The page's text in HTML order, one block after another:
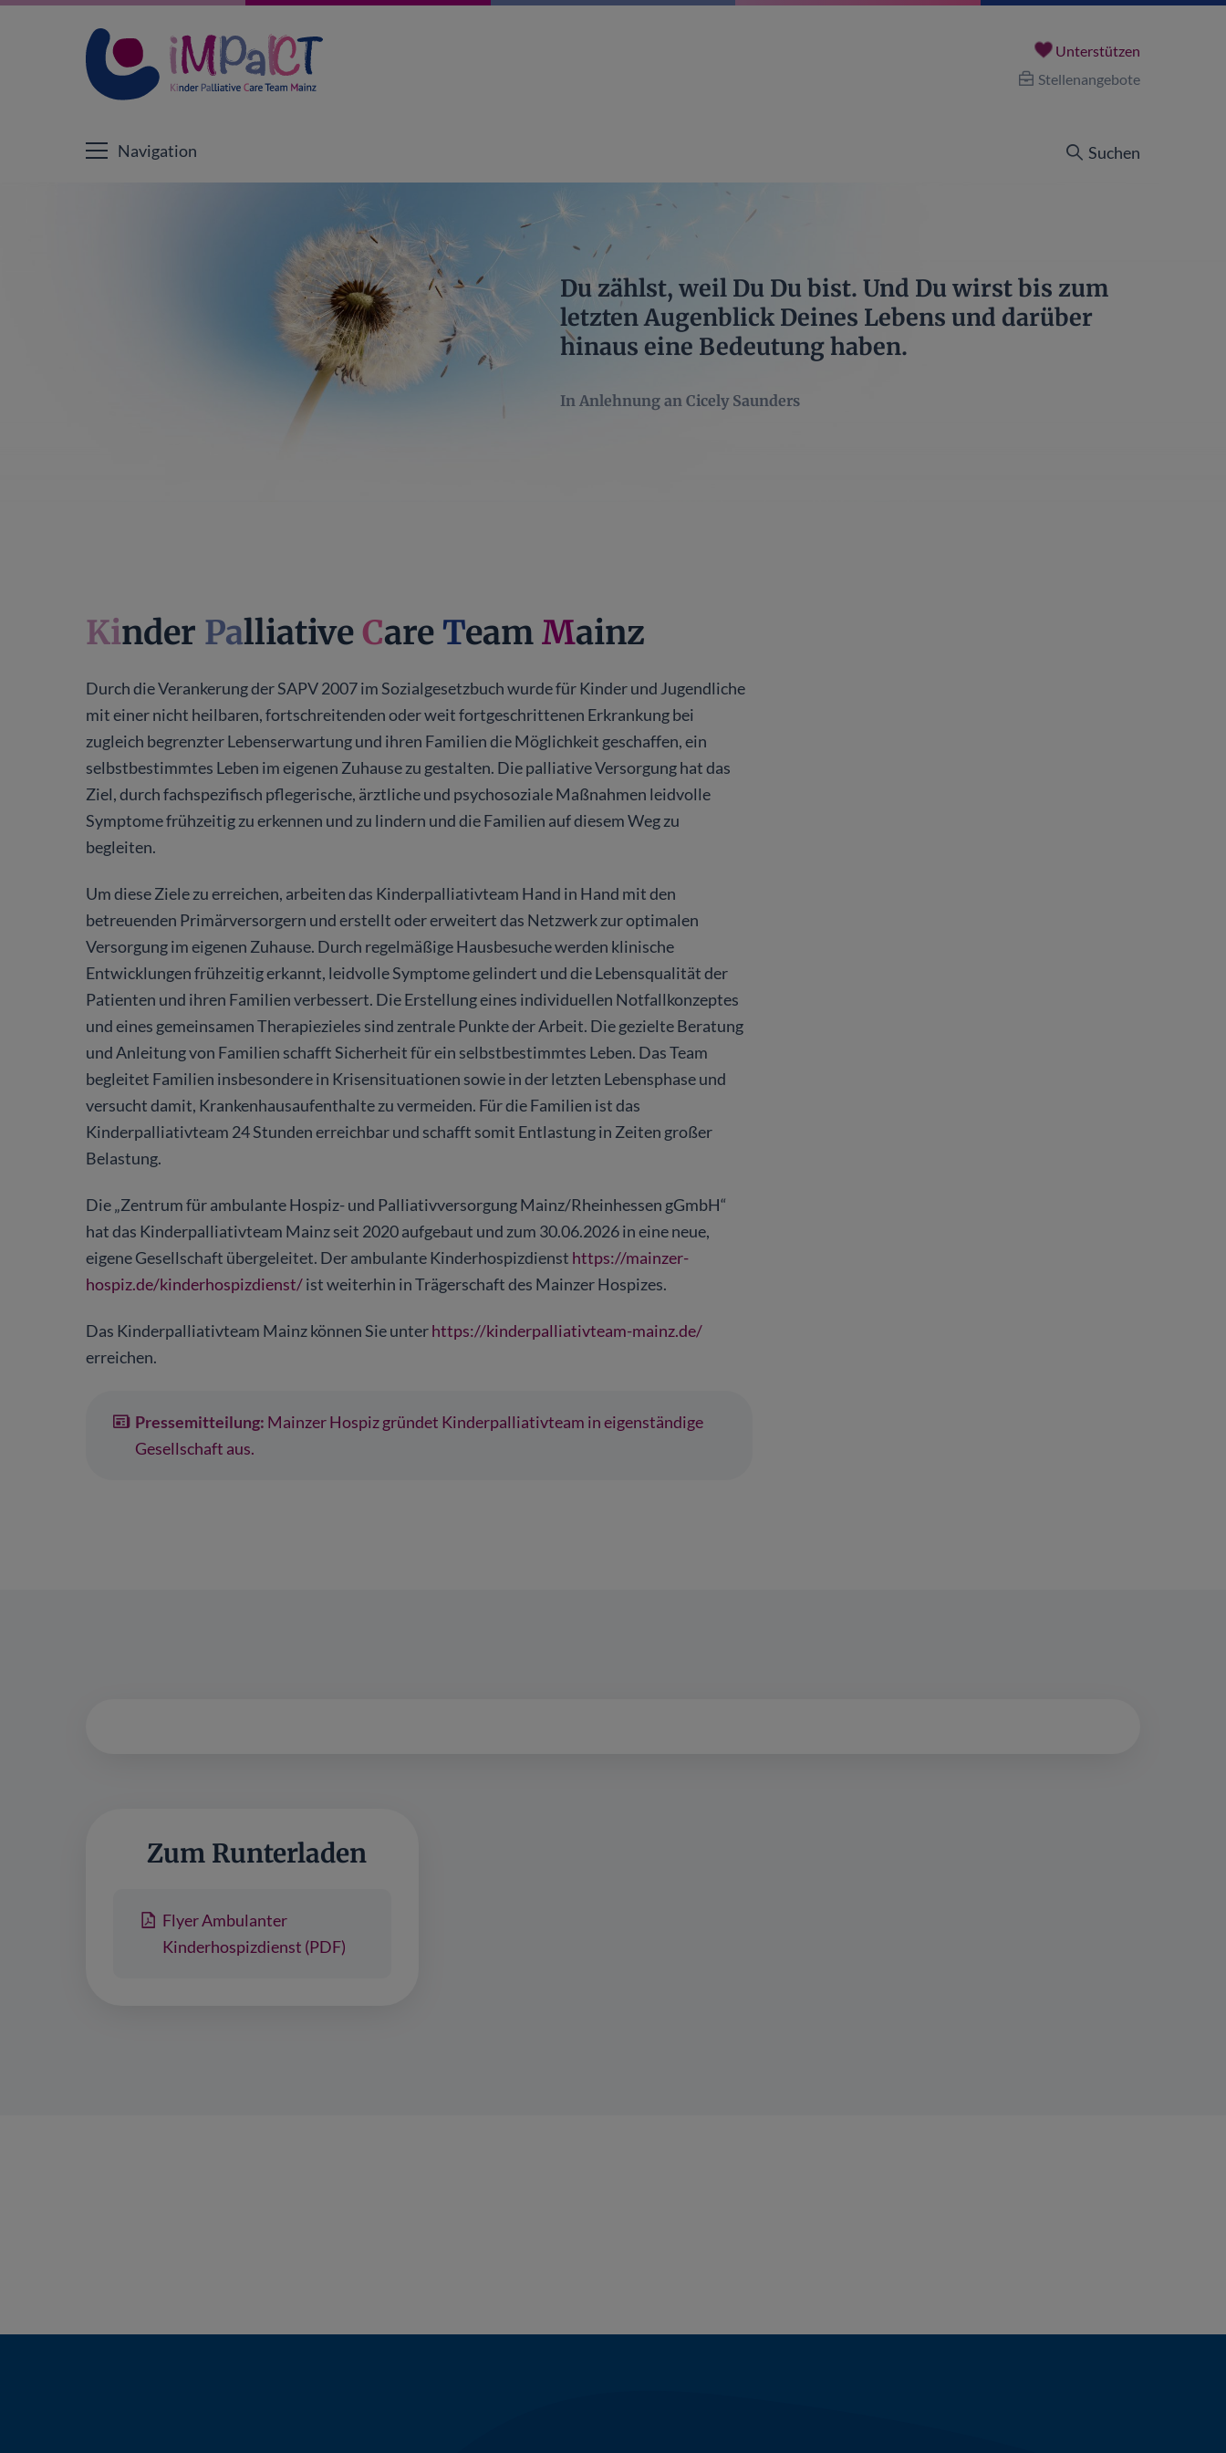
Unterstützen
Stellenangebote
Navigation Suchen
Du zählst, weil Du Du bist. Und Du wirst bis zum
letzten Augenblick Deines Lebens und darüber
hinaus eine Bedeutung haben.
In Anlehnung an Cicely Saunders
Kinder PalliativeCare TeamMainz
Durch die Verankerung der SAPV 2007 im Sozialgesetzbuch wurde für Kinder und Jugendliche
mit einer nicht heilbaren, fortschreitenden oder weit fortgeschrittenen Erkrankung bei
zugleich begrenzter Lebenserwartung und ihren Familien die Möglichkeit geschaffen, ein
selbstbestimmtes Leben im eigenen Zuhause zu gestalten. Die palliative Versorgung hat das
Ziel, durch fachspezifisch pflegerische, ärztliche und psychosoziale Maßnahmen leidvolle
Symptome frühzeitig zu erkennen und zu lindern und die Familien auf diesem Weg zu
begleiten.
Um diese Ziele zu erreichen, arbeiten das Kinderpalliativteam Hand in Hand mit den
betreuenden Primärversorgern und erstellt oder erweitert das Netzwerk zur optimalen
Versorgung im eigenen Zuhause. Durch regelmäßige Hausbesuche werden klinische
Entwicklungen frühzeitig erkannt, leidvolle Symptome gelindert und die Lebensqualität der
Patienten und ihren Familien verbessert. Die Erstellung eines individuellen Notfallkonzeptes
und eines gemeinsamen Therapiezieles sind zentrale Punkte der Arbeit. Die gezielte Beratung
und Anleitung von Familien schafft Sicherheit für ein selbstbestimmtes Leben. Das Team
begleitet Familien insbesondere in Krisensituationen sowie in der letzten Lebensphase und
versucht damit, Krankenhausaufenthalte zu vermeiden. Für die Familien ist das
Kinderpalliativteam 24 Stunden erreichbar und schafft somit Entlastung in Zeiten großer
Belastung.
Die „Zentrum für ambulante Hospiz- und Palliativversorgung Mainz/Rheinhessen gGmbH“
hat das Kinderpalliativteam Mainz seit 2020 aufgebaut und zum 30.06.2026 in eine neue,
eigene Gesellschaft übergeleitet. Der ambulante Kinderhospizdienst https://mainzer-
hospiz.de/kinderhospizdienst/ist weiterhin in Trägerschaft des Mainzer Hospizes.
Das Kinderpalliativteam Mainz können Sie unterhttps://kinderpalliativteam-mainz.de/
erreichen.
Pressemitteilung: Mainzer Hospiz gründet Kinderpalliativteam in eigenständige
Gesellschaft aus.
Zum Runterladen
Flyer Ambulanter
Kinderhospizdienst (PDF)